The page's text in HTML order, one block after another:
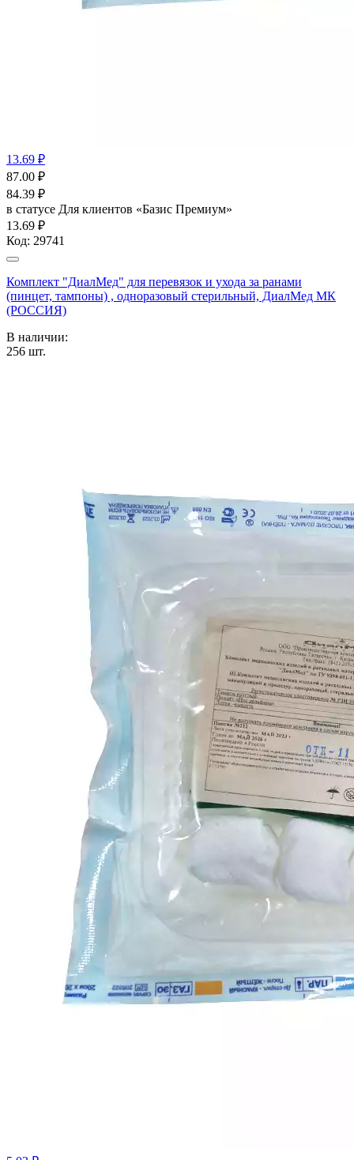
13.69 ₽
87.00 ₽
84.39 ₽
в статусе Для клиентов «Базис Премиум»
13.69 ₽
Код: 29741
Комплект "ДиалМед" для перевязок и ухода за ранами
(пинцет, тампоны) , одноразовый стерильный, ДиалМед МК
(РОССИЯ)
В наличии:
256 шт.